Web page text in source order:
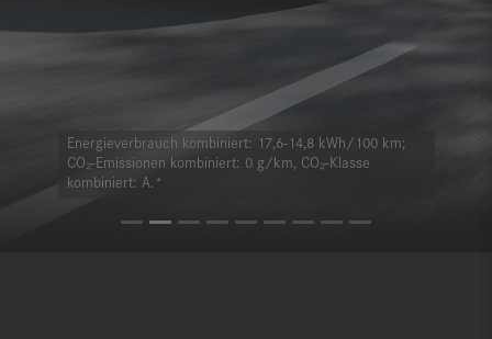
Energieverbrauch kombiniert: 17,6-14,8 kWh/100 km;
CO₂-Emissionen kombiniert: 0 g/km, CO₂-Klasse
kombiniert: A.*